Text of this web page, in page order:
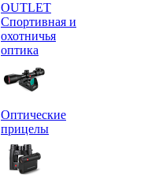
OUTLET
Спортивная и
охотничья
оптика
Оптические
прицелы